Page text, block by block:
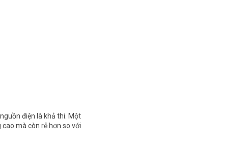
điện là khả thi. Một
mà còn rẻ hơn so với